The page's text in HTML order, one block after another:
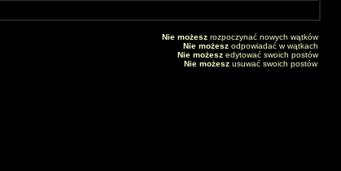
Nie możesz rozpoczynać nowych wątków
Nie możesz odpowiadać w wątkach
Nie możesz edytować swoich postów
Nie możesz usuwać swoich postów